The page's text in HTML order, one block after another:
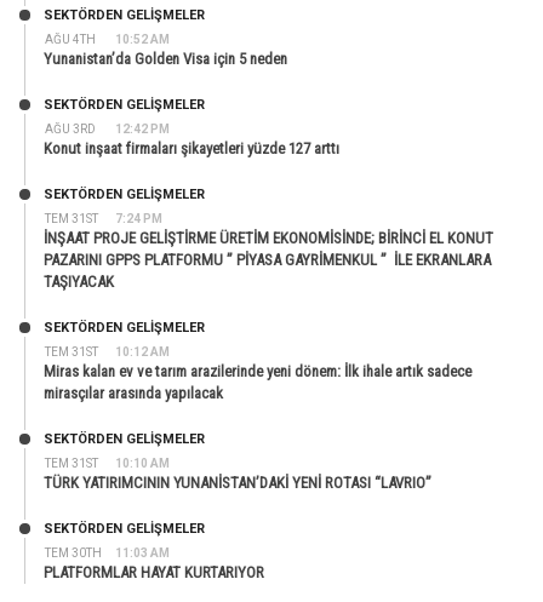
AĞU 4TH 10:52 AM
SEKTÖRDEN GELIŞMELER
Yunanistan’da Golden Visa için 5 neden
AĞU 3RD 12:42 PM
SEKTÖRDEN GELIŞMELER
Konut inşaat firmaları şikayetleri yüzde 127 arttı
TEM 31ST 7:24 PM
SEKTÖRDEN GELIŞMELER
İNŞAAT PROJE GELİŞTİRME ÜRETİM EKONOMİSİNDE; BİRİNCİ EL KONUT
PAZARINI GPPS PLATFORMU ” PİYASA GAYRİMENKUL ” İLE EKRANLARA
TAŞIYACAK
TEM 31ST 10:12 AM
SEKTÖRDEN GELIŞMELER
Miras kalan ev ve tarım arazilerinde yeni dönem: İlk ihale artık sadece
mirasçılar arasında yapılacak
TEM 31ST 10:10 AM
SEKTÖRDEN GELIŞMELER
TÜRK YATIRIMCININ YUNANİSTAN’DAKİ YENİ ROTASI “LAVRIO”
TEM 30TH 11:03 AM
SEKTÖRDEN GELIŞMELER
PLATFORMLAR HAYAT KURTARIYOR